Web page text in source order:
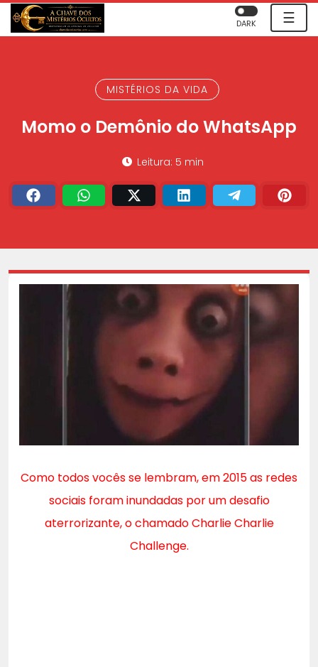
☰
DARK
MISTÉRIOS DA VIDA
Momo o Demônio do WhatsApp
Leitura: 5 min
Como todos vocês se lembram, em 2015 as redes
sociais foram inundadas por um desafio
aterrorizante, o chamado Charlie Charlie
Challenge.